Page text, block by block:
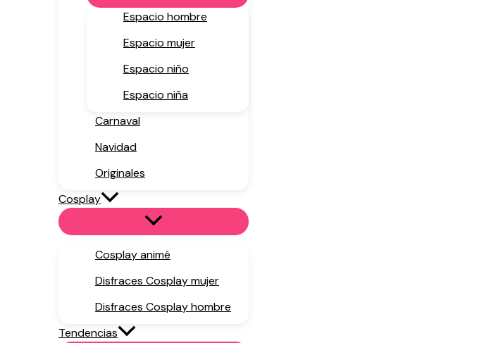
Espacio hombre
Espacio mujer
Espacio niño
Espacio niña
Carnaval
Navidad
Originales
Cosplay
Cosplay animé
Disfraces Cosplay mujer
Disfraces Cosplay hombre
Tendencias